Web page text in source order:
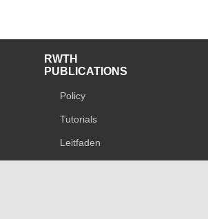
RWTH
PUBLICATIONS
Policy
Tutorials
Leitfaden